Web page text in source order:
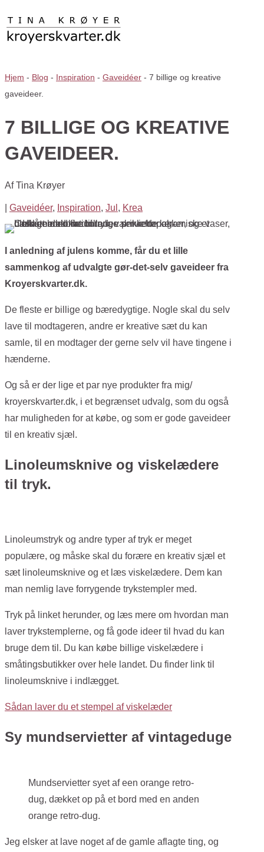
Hjem - Blog - Inspiration - Gaveidéer - 7 billige og kreative
gaveideer.
7 BILLIGE OG KREATIVE
GAVEIDEER.
AfTina Krøyer
Gaveidéer, Inspiration, Jul , Krea
I anledning af julens komme, får du et lille
sammenkog af udvalgte gør-det-selv gaveideer fra
Kroyerskvarter.dk.
De fleste er billige og bæredygtige. Nogle skal du selv
lave til modtageren, andre er kreative sæt du kan
samle, til en modtager der gerne selv vil have tingene i
hænderne.
Og så er der lige et par nye produkter fra mig/
kroyerskvarter.dk, i et begrænset udvalg, som du også
har muligheden for at købe, og som er gode gaveideer
til en kreativ sjæl.
Linoleumsknive og viskelædere
til tryk.
Linoleumstryk og andre typer af tryk er meget
populære, og måske skal du forære en kreativ sjæl et
sæt linoleumsknive og et læs viskelædere. Dem kan
man nemlig lave forrygende trykstempler med.
Tryk på linket herunder, og læs mere om hvordan man
laver trykstemplerne, og få gode ideer til hvad du kan
bruge dem til. Du kan købe billige viskelædere i
småtingsbutikker over hele landet. Du finder link til
linoleumsknive i indlægget.
Sådan laver du et stempel af viskelæder
Sy mundservietter af vintageduge
Mundservietter syet af een orange retro-
dug, dækket op på et bord med en anden
orange retro-dug.
Jeg elsker at lave noget af de gamle aflagte ting, og